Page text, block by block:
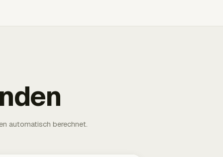
automatisch berechnet.